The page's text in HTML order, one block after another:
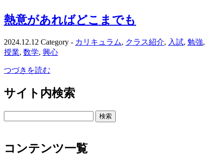
熱意があればどこまでも
2024.12.12 Category - カリキュラム, クラス紹介, 入試, 勉強,
授業, 数学, 興心
つづきを読む
サイト内検索
コンテンツ一覧